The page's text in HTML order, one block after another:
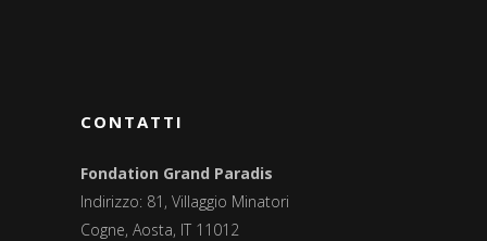
CONTATTI
Fondation Grand Paradis
Indirizzo: 81, Villaggio Minatori
Cogne, Aosta, IT 11012